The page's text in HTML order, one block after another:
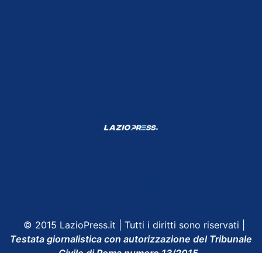
© 2015 LazioPress.it | Tutti i diritti sono riservati |
Testata giornalistica con autorizzazione del Tribunale